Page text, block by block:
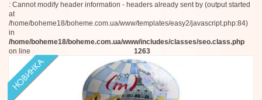
: Cannot modify header information - headers already sent by (output started
at
/home/boheme18/boheme.com.ua/www/templates/easy2/javascript.php:84)
in
/home/boheme18/boheme.com.ua/www/includes/classes/seo.class.php
on line
1263